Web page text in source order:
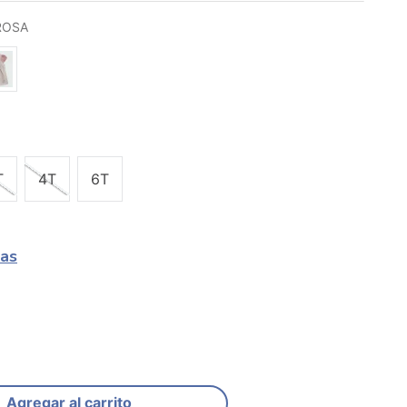
4T 6T
Agregar al carrito